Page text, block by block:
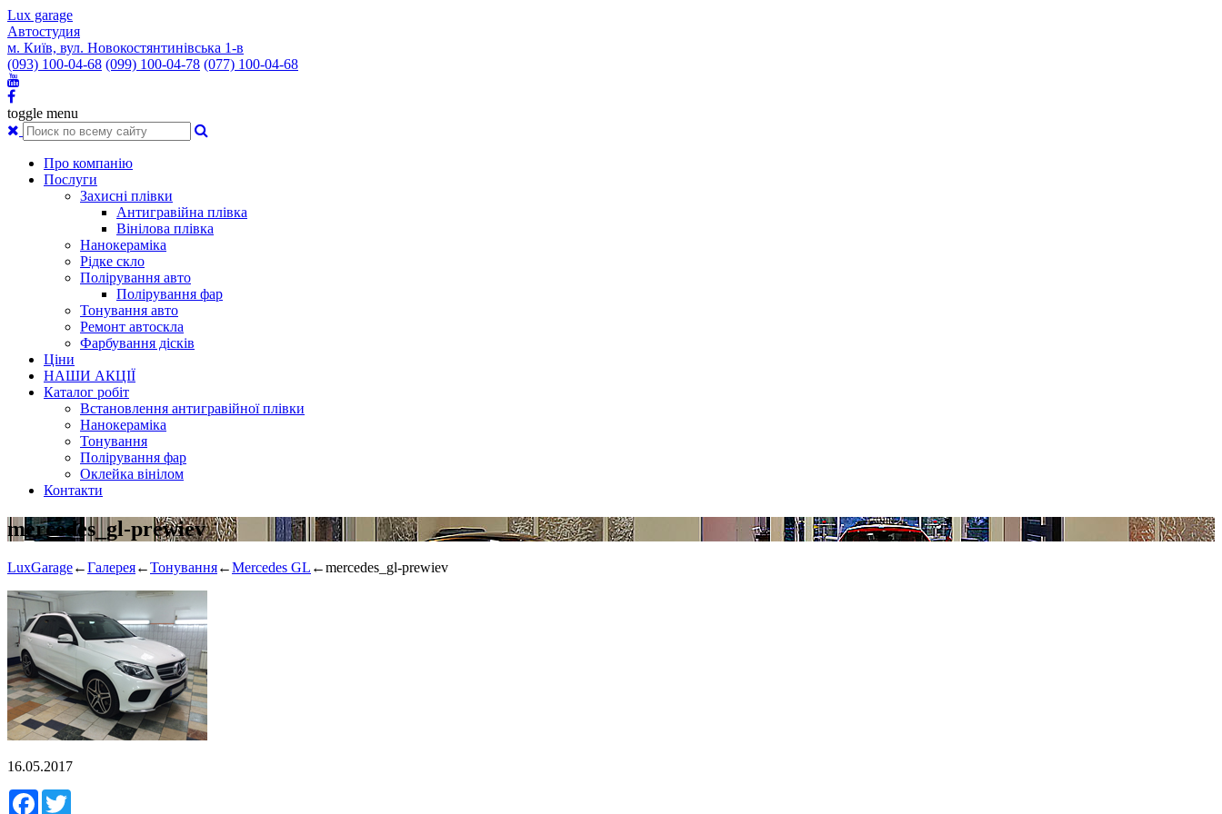
Lux garage
Автостудия
м. Київ, вул. Новокостянтинівська 1-в
(093) 100-04-68 (099) 100-04-78 (077) 100-04-68
toggle menu
Про компанію
Послуги
Захисні плівки
Антигравійна плівка
Вінілова плівка
Нанокераміка
Рідке скло
Полірування авто
Полірування фар
Тонування авто
Ремонт автоскла
Фарбування дісків
Ціни
НАШИ АКЦІЇ
Каталог робіт
Встановлення антигравійної плівки
Нанокераміка
Тонування
Полірування фар
Оклейка вінілом
Контакти
mercedes_gl-prewiev
LuxGarage←Галерея←Тонування←Mercedes GL ←mercedes_gl-prewiev
16.05.2017
Facebook